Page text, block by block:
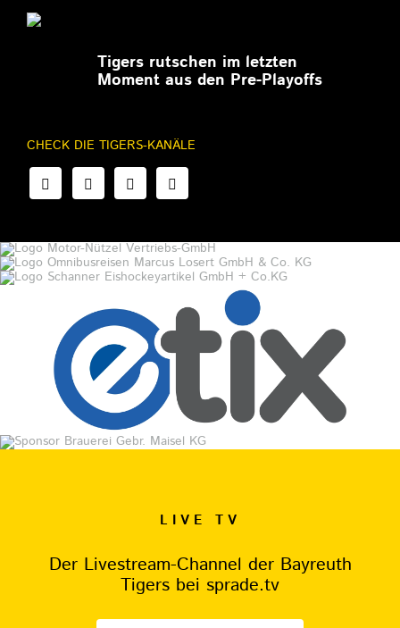
Tigers rutschen im letzten
Moment aus den Pre-Playoffs
CHECK DIE TIGERS-KANÄLE
LIVE TV
Der Livestream-Channel der Bayreuth
Tigers bei sprade.tv